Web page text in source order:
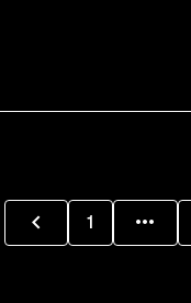
1